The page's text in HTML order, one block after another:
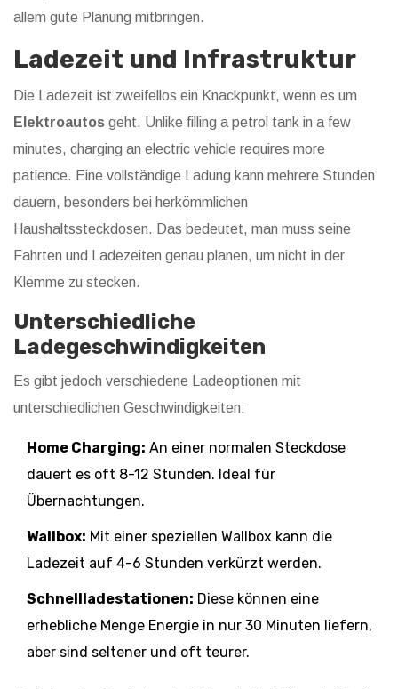
allem gute Planung mitbringen.
Ladezeit und Infrastruktur
Die Ladezeit ist zweifellos ein Knackpunkt, wenn es um
Elektroautos geht. Unlike filling a petrol tank in a few
minutes, charging an electric vehicle requires more
patience. Eine vollständige Ladung kann mehrere Stunden
dauern, besonders bei herkömmlichen
Haushaltssteckdosen. Das bedeutet, man muss seine
Fahrten und Ladezeiten genau planen, um nicht in der
Klemme zu stecken.
Unterschiedliche
Ladegeschwindigkeiten
Es gibt jedoch verschiedene Ladeoptionen mit
unterschiedlichen Geschwindigkeiten:
Home Charging: An einer normalen Steckdose
dauert es oft 8-12 Stunden. Ideal für
Übernachtungen.
Wallbox: Mit einer speziellen Wallbox kann die
Ladezeit auf 4-6 Stunden verkürzt werden.
Schnellladestationen: Diese können eine
erhebliche Menge Energie in nur 30 Minuten liefern,
aber sind seltener und oft teurer.